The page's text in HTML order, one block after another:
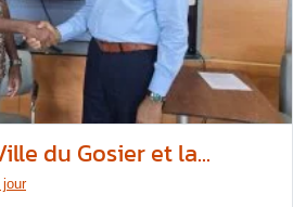
du Gosier et la...
jour